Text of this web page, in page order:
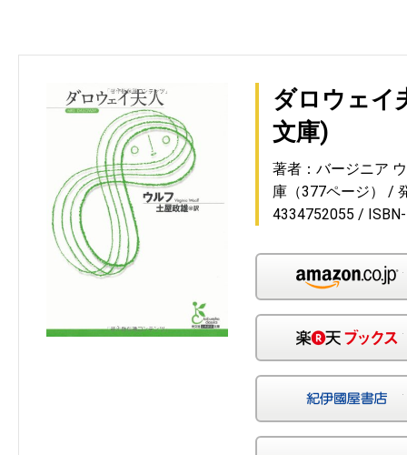
ダロウェイ
文庫)
著者：バージニア
庫（377ページ）
4334752055